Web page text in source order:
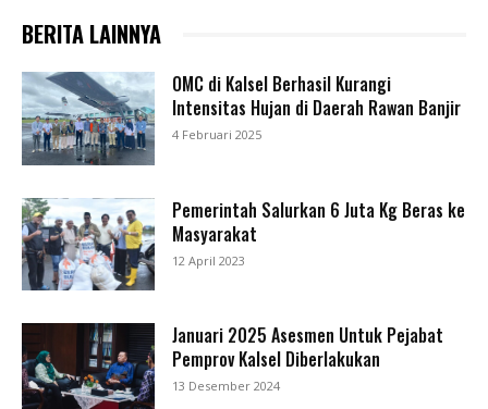
BERITA LAINNYA
OMC di Kalsel Berhasil Kurangi
Intensitas Hujan di Daerah Rawan Banjir
4 Februari 2025
Pemerintah Salurkan 6 Juta Kg Beras ke
Masyarakat
12 April 2023
Januari 2025 Asesmen Untuk Pejabat
Pemprov Kalsel Diberlakukan
13 Desember 2024